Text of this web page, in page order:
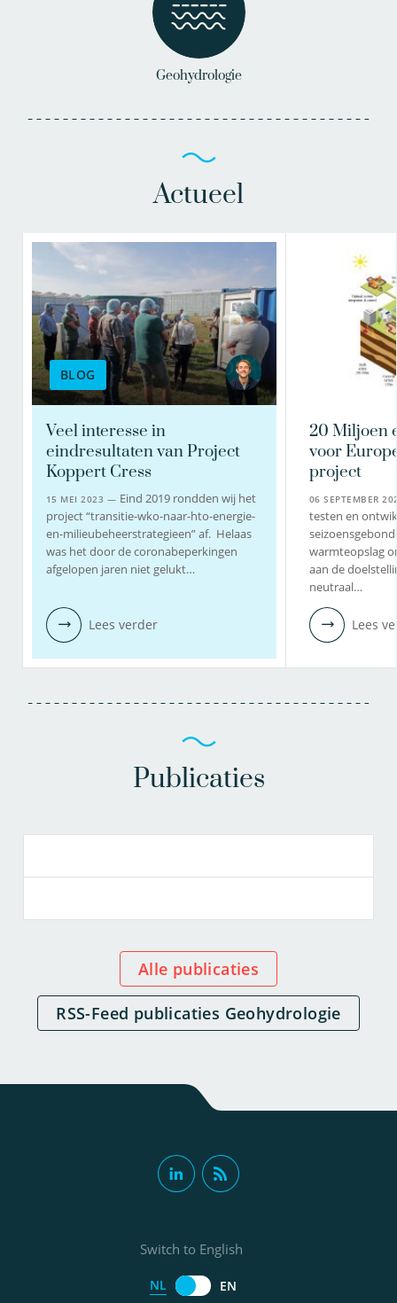
Geohydrologie
Actueel
BLOG
Veel interesse in
eindresultaten van Project
Koppert Cress
15 MEI 2023 — Eind 2019 rondden wij het
project “transitie-wko-naar-hto-energie-
en-milieubeheerstrategieen” af. Helaas
was het door de coronabeperkingen
afgelopen jaren niet gelukt…
Lees verder
20 Miljoen
voor
project
06 SEPTEMBER
testen en
warmteopslag
aan de
neutraal…
Lees
Publicaties
Alle publicaties
RSS-Feed publicaties Geohydrologie
Switch to English
NL EN